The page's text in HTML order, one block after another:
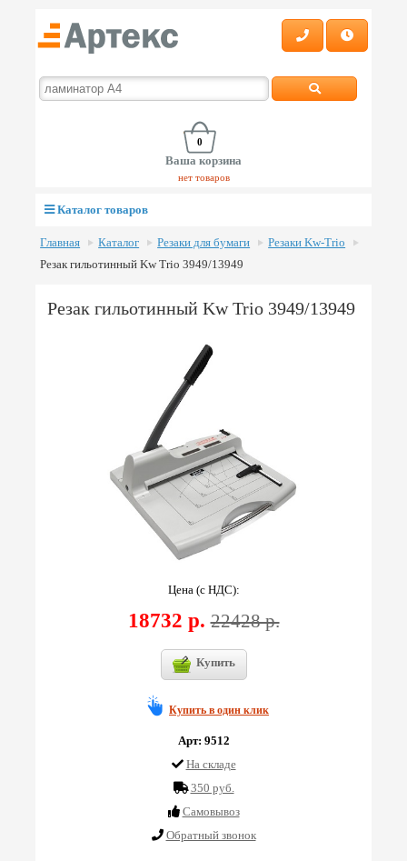
0
Ваша корзина
нет товаров
Каталог товаров
Главная Каталог Резаки для бумаги
Резаки Kw-Trio
Резак гильотинный Kw Trio 3949/13949
Резак гильотинный Kw Trio 3949/13949
Цена (с НДС):
18732 р.22428 р.
Купить
Купить в один клик
Арт: 9512
На складе
350 руб.
Cамовывоз
Обратный звонок